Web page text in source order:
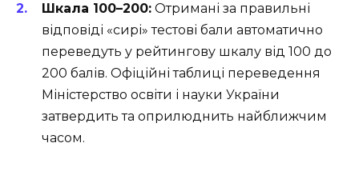
Шкала 100–200: Отримані за правильні
відповіді «сирі» тестові бали автоматично
переведуть у рейтингову шкалу від 100 до
200 балів. Офіційні таблиці переведення
Міністерство освіти і науки України
затвердить та оприлюднить найближчим
часом.